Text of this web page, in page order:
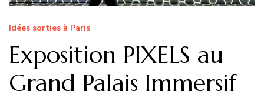
Idées sorties à Paris
Exposition PIXELS au
Grand Palais Immersif